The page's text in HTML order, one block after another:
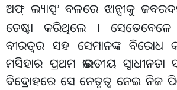
ଅଫ୍ ଲ୍ୟାପ୍ସ’ବଳରେ ଝାନ୍ସୀକୁ
ଚେଷ୍ଟା କରିଥିଲେ । ସେତେବେଳେ
ବୀରତ୍ୱର ସହ ସେମାନଙ୍କ ବିରୋଧ
ମସିହାର ପ୍ରଥମ ଭାରତୀୟ ସ୍ୱାଧୀନତା
ବିଦ୍ରୋହରେ ସେ ନେତୃତ୍ୱ ନେଇ ନିଜ